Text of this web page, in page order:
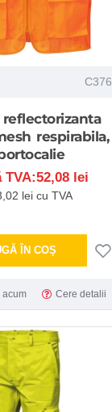
C376
reflectorizanta
respirabila,
TVA:52,08 lei
lei cu TVA
ÎN COŞ
acum Cere detalii